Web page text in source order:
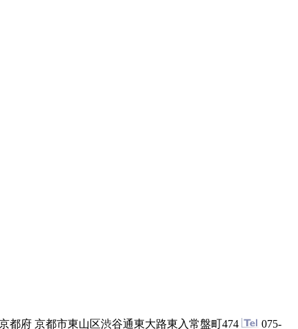
都府 京都市東山区渋谷通東大路東入常盤町474 075-